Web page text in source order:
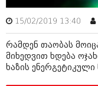
თებერვალი
იანვარი
ნოემბერი
ოქტომბერი
სექტემბერი
15/02/2019 13:40
რამდენ თაობას
მიხედვით ხდება
ხაზის ენერგეტიკული